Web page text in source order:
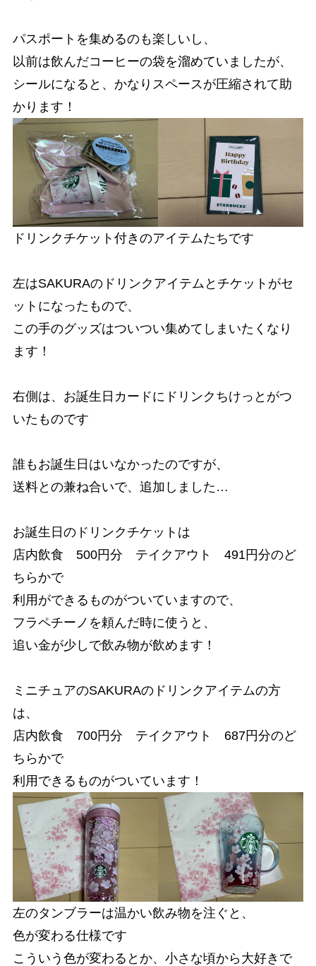
パスポートを集めるのも楽しいし、
以前は飲んだコーヒーの袋を溜めていましたが、
シールになると、かなりスペースが圧縮されて助
かります！
ドリンクチケット付きのアイテムたちです
左はSAKURAのドリンクアイテムとチケットがセ
ットになったもので、
この手のグッズはついつい集めてしまいたくなり
ます！
右側は、お誕生日カードにドリンクちけっとがつ
いたものです
誰もお誕生日はいなかったのですが、
送料との兼ね合いで、追加しました…
お誕生日のドリンクチケットは
店内飲食 500円分 テイクアウト 491円分のど
ちらかで
利用ができるものがついていますので、
フラペチーノを頼んだ時に使うと、
追い金が少しで飲み物が飲めます！
ミニチュアのSAKURAのドリンクアイテムの方
は、
店内飲食 700円分 テイクアウト 687円分のど
ちらかで
利用できるものがついています！
左のタンブラーは温かい飲み物を注ぐと、
色が変わる仕様です
こういう色が変わるとか、小さな頃から大好きで